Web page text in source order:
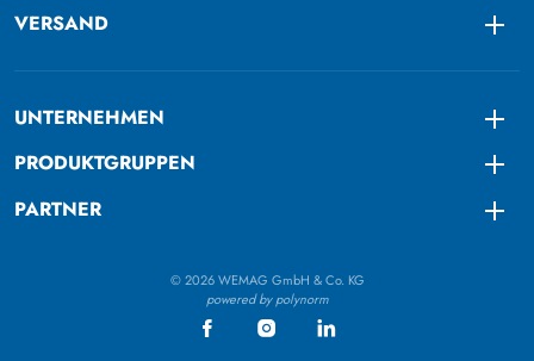
VERSAND
UNTERNEHMEN
PRODUKTGRUPPEN
PARTNER
© 2026 WEMAG GmbH & Co. KG
powered by polynorm